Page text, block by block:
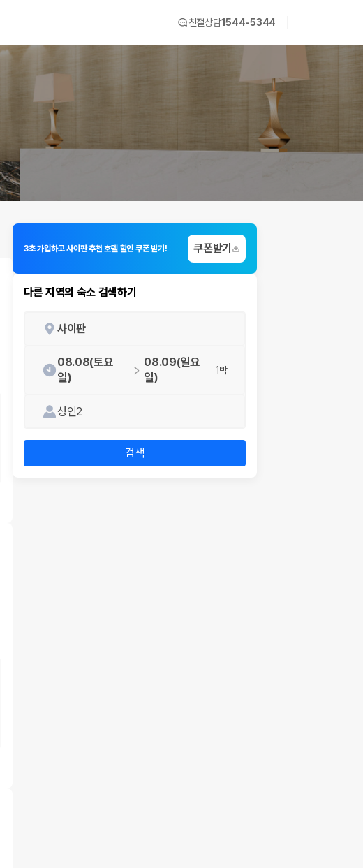
친절상담1544-5344
3초 가입하고 사이판 추천 호텔 할인 쿠폰 받기! 쿠폰받기
다른 지역의 숙소 검색하기
사이판
08.08(토요
일)
08.09(일요
일)
1박
성인2
검색